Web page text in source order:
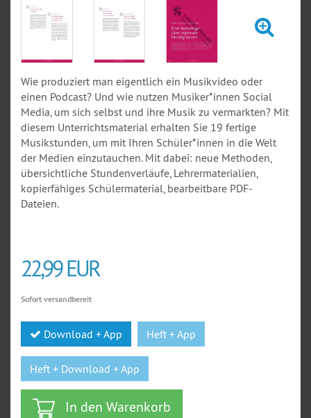
Wie produziert man eigentlich ein Musikvideo oder
einen Podcast? Und wie nutzen Musiker*innen Social
Media, um sich selbst und ihre Musik zu vermarkten? Mit
diesem Unterrichtsmaterial erhalten Sie 19 fertige
Musikstunden, um mit Ihren Schüler*innen in die Welt
der Medien einzutauchen. Mit dabei: neue Methoden,
übersichtliche Stundenverläufe, Lehrermaterialien,
kopierfähiges Schülermaterial, bearbeitbare PDF-
Dateien.
22,99 EUR
Sofort versandbereit
Download + App Heft + App
Heft + Download + App
In den Warenkorb